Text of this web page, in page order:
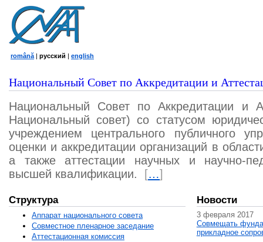
română | русский | english
Национальный Совет по Аккредитации и
Национальный Совет по Аккредитации и
Национальный совет) со статусом
учреждением центрального публичного
оценки и аккредитации организаций в
а также аттестации научных и научно-
высшей квалификации.
[…]
Структура
Аппарат национального совета
Совместное пленарное заседание
Аттестационная комисcия
Новости
3 февраля 2017
Совмещать
прикладное